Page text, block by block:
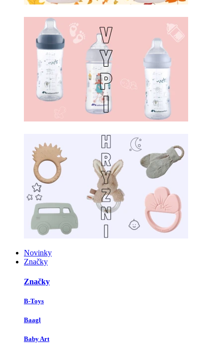
Novinky
Značky
Značky
B-Toys
Baagl
Baby Art